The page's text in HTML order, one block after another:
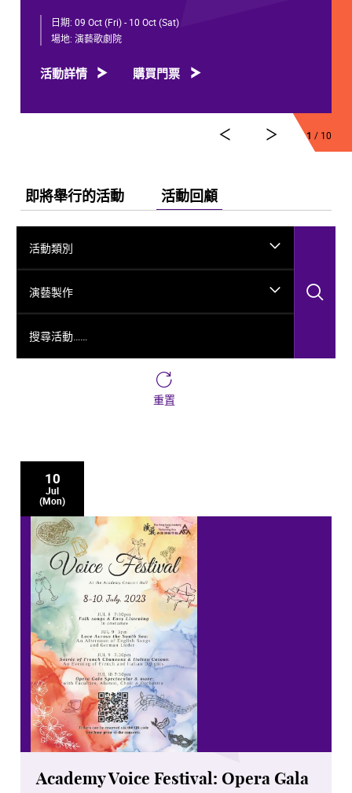
千年以來，龜茲文化承載住歷代各族人士嘅足跡同情
或是「蘇幕遮」盛會入面各族民眾嘅舞姿，充分體現各
《龜茲》就沿住呢段歷史足跡創作，透過鳩摩羅什東來
弘法、玄奘西行求法嘅跨時空故事，將龜茲千年嘅文化
出任總編導，文史學者韓子勇擔任編劇；創作團隊仲包
括製作人李東、作曲家郭思達、執行編導何滔同王彭、
舞台美術設計秦立運、服裝設計陽東霖、視覺總監王
涵，以及編導李宏鈞、魏威、古力加娜提·沙塔爾、付陽
雪，仲有多媒體設計胡天驥、燈光設計劉釗、造型設計
徐彬同道具設計雷鵬等一眾內地資深藝術家。今次演出
陣容，以新疆藝術劇院歌舞團同新疆師範大學年輕舞者
日期: 09 Oct (Fri) - 10 Oct (Sat)
場地: 演藝歌劇院
活動詳情 購買門票
1 / 10
即將舉行的活動 活動回顧
活動類別
演藝製作
重置
10
Jul
(Mon)
Academy Voice Festival: Opera Gala